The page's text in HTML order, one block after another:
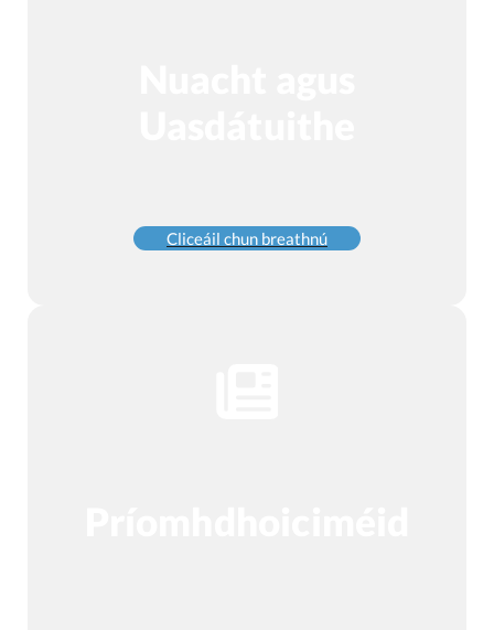
Cliceáil chun breathnú